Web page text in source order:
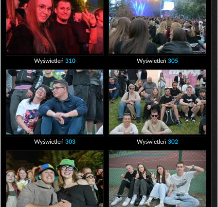
Wyświetleń 310 Wyświetleń 305
Wyświetleń 303 Wyświetleń 302